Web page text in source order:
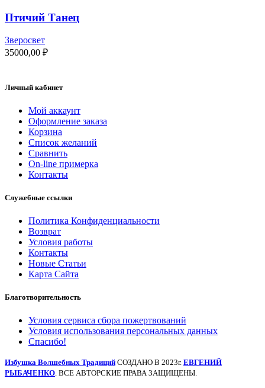
Птичий Танец
Зверосвет
35000,00 ₽
Личный кабинет
Мой аккаунт
Оформление заказа
Корзина
Список желаний
Сравнить
On-line примерка
Контакты
Служебные ссылки
Политика Конфиденциальности
Возврат
Условия работы
Контакты
Новые Статьи
Карта Сайта
Благотворительность
Условия сервиса сбора пожертвований
Условия использования персональных данных
Спасибо!
Избушка Волшебных Традиций СОЗДАНО В 2023г. ЕВГЕНИЙ
РЫБАЧЕНКО. ВСЕ АВТОРСКИЕ ПРАВА ЗАЩИЩЕНЫ.